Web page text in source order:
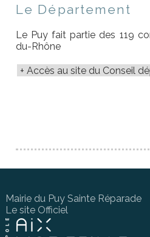
Le Département
Le Puy fait partie des 119
du-Rhône
Accès au site du Conseil
Mairie du Puy Sainte Réparade
Le site Officiel